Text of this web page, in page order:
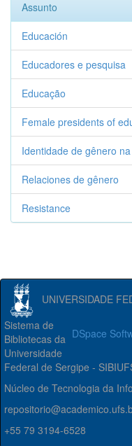
Assunto
Educación
Educadores e pesquisa
Educação
Female presidents of
Identidade de gênero
Relaciones de gênero
Resistance
UNIVERSIDADE
DSpace
Sistema de
Bibliotecas da
Universidade
Federal de Sergipe -
Núcleo de Tecnologia da
+55 79 3194-6528